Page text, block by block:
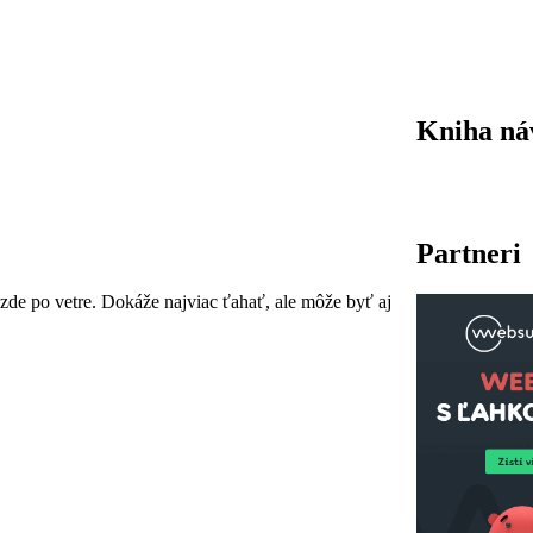
po vetre. Dokáže najviac ťahať, ale môže byť aj
Kniha
Partneri